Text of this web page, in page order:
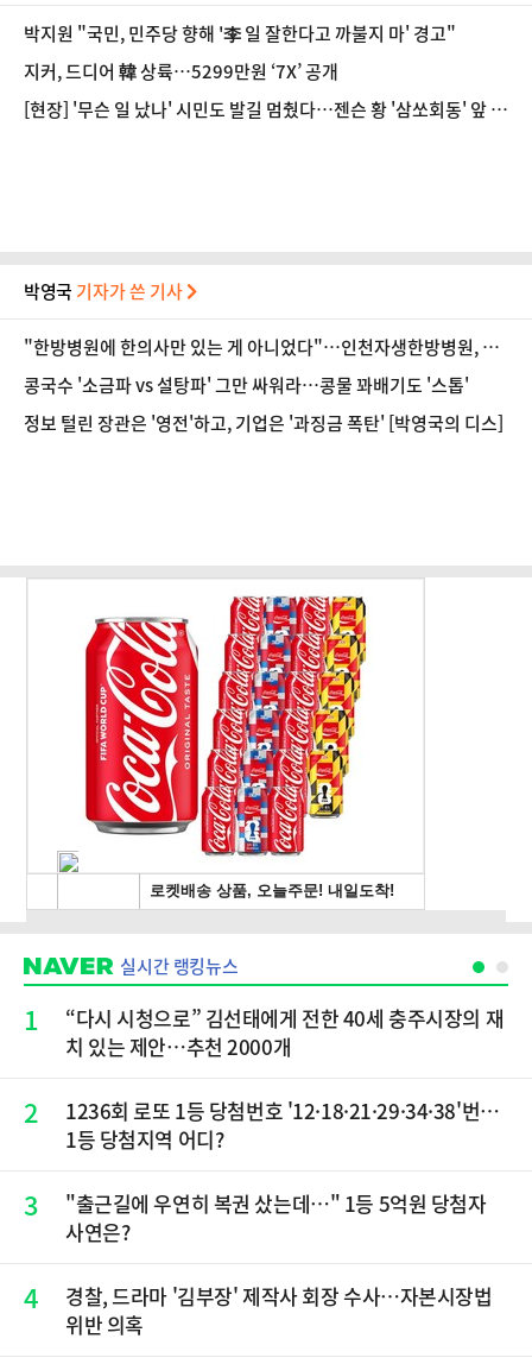
박지원 "국민, 민주당 향해 '李 일 잘한다고 까불지 마' 경고"
지커, 드디어 韓 상륙…5299만원 ‘7X’ 공개
[현장] '무슨 일 났나' 시민도 발길 멈췄다…젠슨 황 '삼쏘회동' 앞 수
박영국 기자가 쓴 기사
"한방병원에 한의사만 있는 게 아니었다"…인천자생한방병원, 진
로 탐색의 장 마련
콩국수 '소금파 vs 설탕파' 그만 싸워라…콩물 꽈배기도 '스톱'
정보 털린 장관은 '영전'하고, 기업은 '과징금 폭탄' [박영국의 디스]
실시간 랭킹뉴스
1
“다시 시청으로” 김선태에게 전한 40세 충주시장의 재
치 있는 제안…추천 2000개
2
1236회 로또 1등 당첨번호 '12·18·21·29·34·38'번…
1등 당첨지역 어디?
3
"출근길에 우연히 복권 샀는데…" 1등 5억원 당첨자
사연은?
4
경찰, 드라마 '김부장' 제작사 회장 수사…자본시장법
위반 의혹